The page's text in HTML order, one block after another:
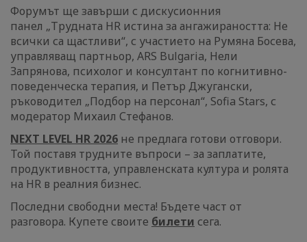
Форумът ще завърши с дискусионния
панел „Трудната HR истина за ангажираността: Не
всички са щастливи“, с участието на Румяна Босева,
управляващ партньор, ARS Bulgaria, Нели
Запрянова, психолог и консултант по когнитивно-
поведенческа терапия, и Петър Джугански,
ръководител „Подбор на персонал“, Sofia Stars, с
модератор Михаил Стефанов.
NEXT LEVEL HR 2026 не предлага готови отговори.
Той поставя трудните въпроси – за заплатите,
продуктивността, управленската култура и ролята
на HR в реалния бизнес.
Последни свободни места! Бъдете част от
разговора. Купете своите билети сега.